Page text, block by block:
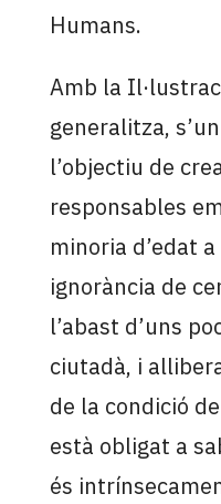
Humans.
Amb la
generalitza,
l’objectiu de
responsables
minoria d’edat
ignorància de
l’abast d’uns
ciutadà, i
de la condició
està obligat a
és